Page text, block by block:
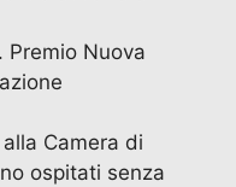
Premio Nuova
Camera di
ospitati senza